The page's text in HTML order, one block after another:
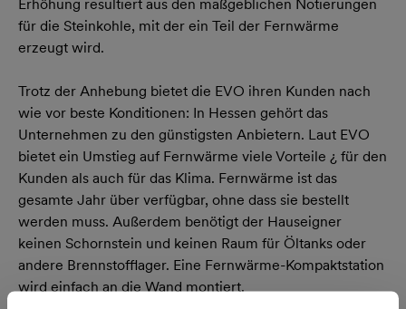
Erhöhung resultiert aus den maßgeblichen Notierungen
für die Steinkohle, mit der ein Teil der Fernwärme
erzeugt wird.
Trotz der Anhebung bietet die EVO ihren Kunden nach
wie vor beste Konditionen: In Hessen gehört das
Unternehmen zu den günstigsten Anbietern. Laut EVO
bietet ein Umstieg auf Fernwärme viele Vorteile ¿ für den
Kunden als auch für das Klima. Fernwärme ist das
gesamte Jahr über verfügbar, ohne dass sie bestellt
werden muss. Außerdem benötigt der Hauseigner
keinen Schornstein und keinen Raum für Öltanks oder
andere Brennstofflager. Eine Fernwärme-Kompaktstation
wird einfach an die Wand montiert.